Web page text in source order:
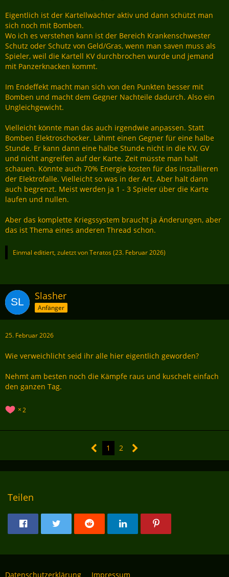
Eigentlich ist der Kartellwächter aktiv und dann schützt man
sich noch mit Bomben.
Wo ich es verstehen kann ist der Bereich Krankenschwester
Schutz oder Schutz von Geld/Gras, wenn man saven muss als
Spieler, weil die Kartell KV durchbrochen wurde und jemand
mit Panzerknacken kommt.
Im Endeffekt macht man sich von den Punkten besser mit
Bomben und macht dem Gegner Nachteile dadurch. Also ein
Ungleichgewicht.
Vielleicht könnte man das auch irgendwie anpassen. Statt
Bomben Elektroschocker. Lähmt einen Gegner für eine halbe
Stunde. Er kann dann eine halbe Stunde nicht in die KV, GV
und nicht angreifen auf der Karte. Zeit müsste man halt
schauen. Könnte auch 70% Energie kosten für das installieren
der Elektrofalle. Vielleicht so was in der Art. Aber halt dann
auch begrenzt. Meist werden ja 1 - 3 Spieler über die Karte
laufen und nullen.
Aber das komplette Kriegssystem braucht ja Änderungen, aber
das ist Thema eines anderen Thread schon.
Einmal editiert, zuletzt vonTeratos(23. Februar 2026)
Slasher
Anfänger
25. Februar 2026
Wie verweichlicht seid ihr alle hier eigentlich geworden?
Nehmt am besten noch die Kämpfe raus und kuschelt einfach
den ganzen Tag.
2
1 2
Teilen
Datenschutzerklärung Impressum